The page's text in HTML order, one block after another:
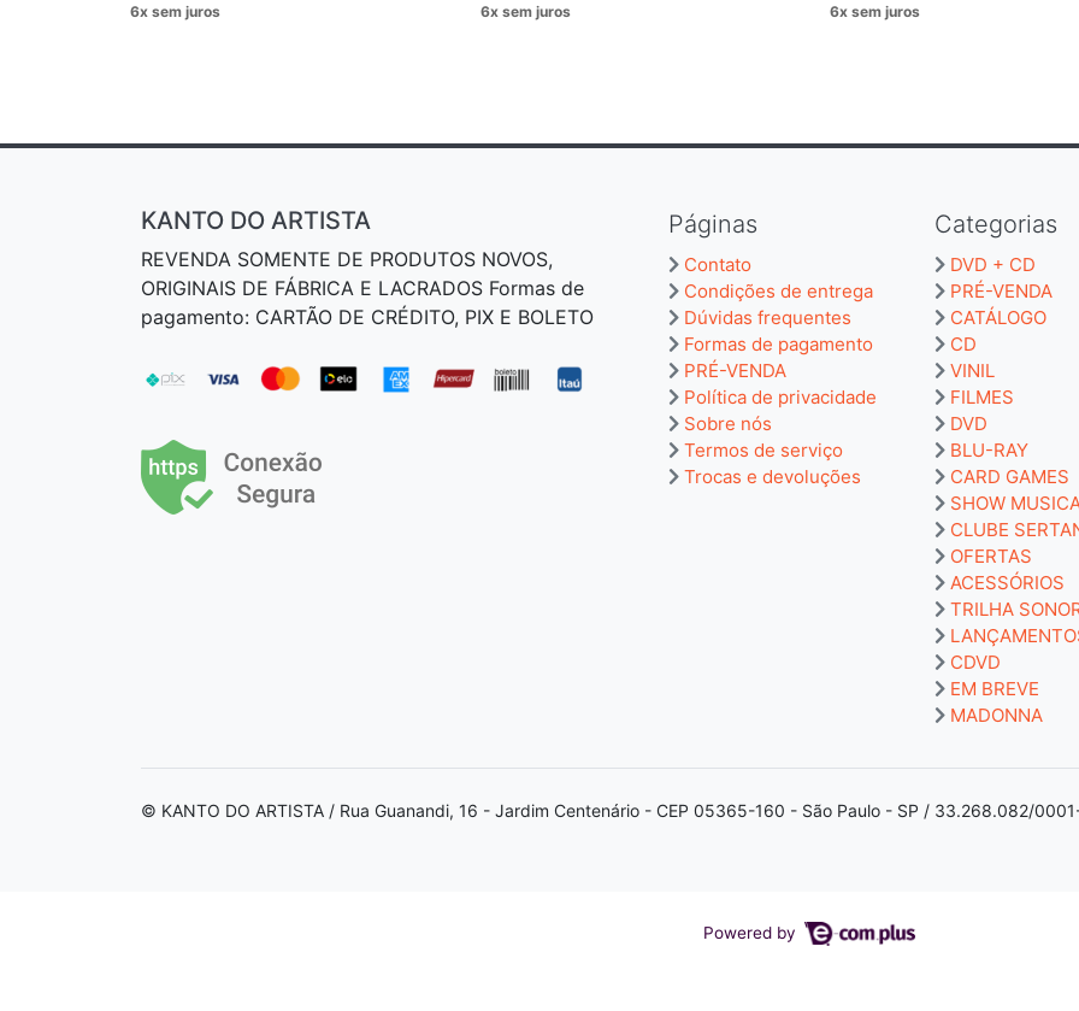
Páginas
Contato
Condições de entrega
Dúvidas frequentes
Formas de pagamento
PRÉ-VENDA
Política de privacidade
Sobre nós
Termos de serviço
Trocas e devoluções
Categorias
DVD + CD
PRÉ-VENDA
CATÁLOGO
CD
VINIL
FILMES
DVD
BLU-RAY
CARD GAMES
SHOW
CLUBE
OFERTAS
ACESSÓRIOS
TRILHA
CDVD
EM BREVE
MADONNA
KANTO DO ARTISTA
REVENDA SOMENTE DE PRODUTOS NOVOS,
ORIGINAIS DE FÁBRICA E LACRADOS Formas de
pagamento: CARTÃO DE CRÉDITO, PIX E BOLETO
© KANTO DO ARTISTA / Rua Guanandi, 16 - Jardim Centenário - CEP 05365-160 - São Paulo - SP / 33.268.082/
Powered by